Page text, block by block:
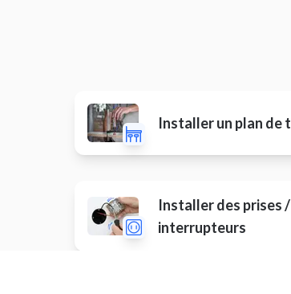
Installer un plan de
Installer des prises /
interrupteurs